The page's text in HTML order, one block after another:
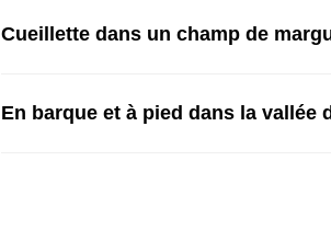
Cueillette dans un champ de
En barque et à pied dans la vallée